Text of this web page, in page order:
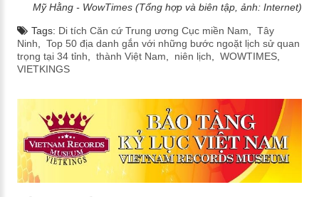
Mỹ Hằng - WowTimes (Tổng hợp và biên tập, ảnh: Internet)
Tags: Di tích Căn cứ Trung ương Cục miền Nam
Tây
Ninh
Top 50 địa danh gắn với những bước ngoặt lịch sử quan
trọng tại 34 tỉnh
thành Việt Nam niên lịch WOWTIMES,
VIETKINGS